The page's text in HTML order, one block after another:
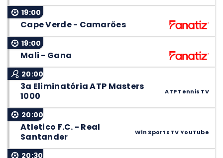
19:00
Cape Verde - Camarões
19:00
Mali - Gana
20:00
3a Eliminatória ATP Masters
1000
ATP Tennis TV
20:00
Atletico F.C. - Real
Santander
Win Sports TV YouTube
20:30